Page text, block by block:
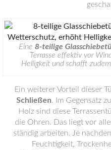
Eine 8-teilige
Terrasse effektiv vor
Helligkeit und schafft
Ein weiterer Vorteil dieser
Schließen. Im Gegensatz
Holz sind diese
die Ohren. Das liegt vor
ständig arbeiten. Je
Feuchtigkeit,